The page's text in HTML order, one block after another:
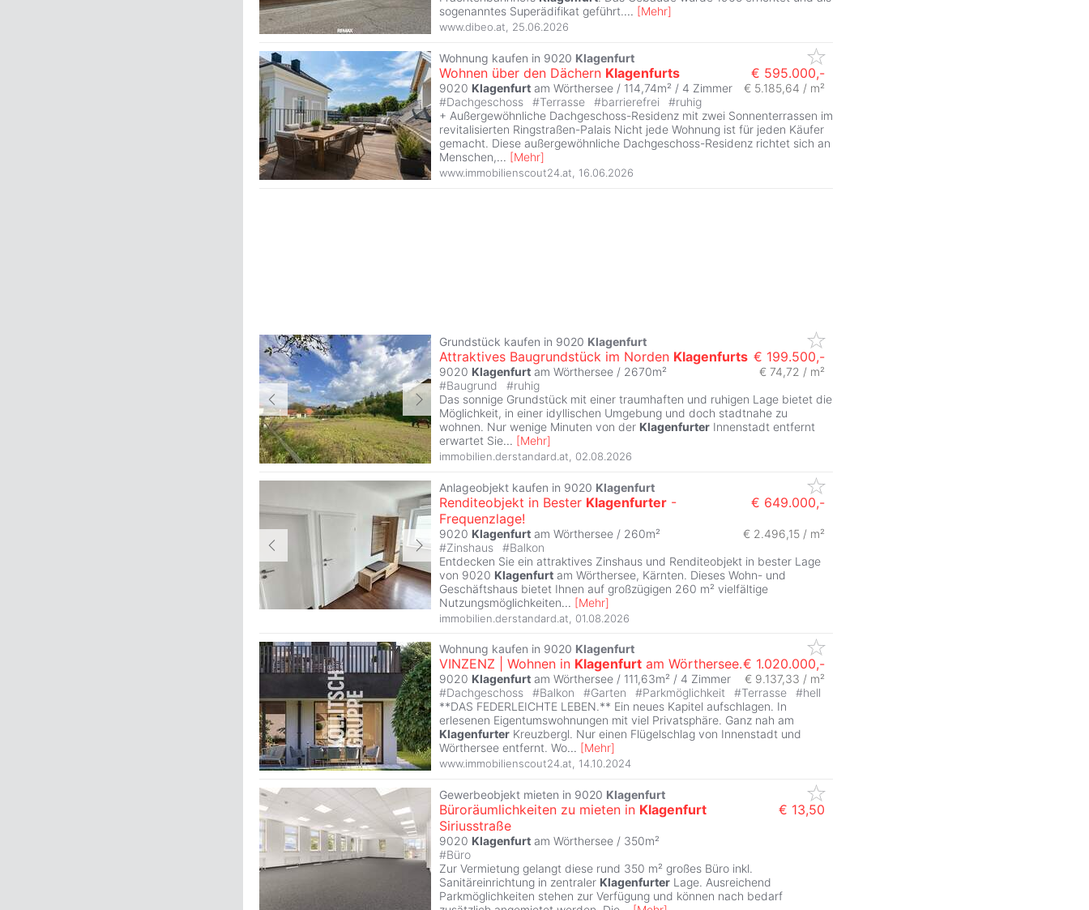
sogenanntes Superädifikat geführt.... [Mehr]
www.dibeo.at 25.06.2026
Wohnung kaufen in 9020 Klagenfurt
Wohnen über den Dächern Klagenfurts € 595.000,-
9020 Klagenfurt am Wörthersee / 114,74m² / 4 Zimmer
€ 5.185,64 / m²
#Dachgeschoss #Terrasse #barrierefrei #ruhig
+ Außergewöhnliche Dachgeschoss-Residenz mit zwei Sonnenterrassen im
revitalisierten Ringstraßen-Palais Nicht jede Wohnung ist für jeden Käufer
gemacht. Diese außergewöhnliche Dachgeschoss-Residenz richtet sich an
Menschen,... [Mehr]
www.immobilienscout24.at 16.06.2026
Grundstück kaufen in 9020 Klagenfurt
Attraktives Baugrundstück im Norden Klagenfurts € 199.500,-
9020 Klagenfurt am Wörthersee / 2670m² € 74,72 / m²
#Baugrund #ruhig
Das sonnige Grundstück mit einer traumhaften und ruhigen Lage bietet die
Möglichkeit, in einer idyllischen Umgebung und doch stadtnahe zu
wohnen. Nur wenige Minuten von der Klagenfurter Innenstadt entfernt
erwartet Sie... [Mehr]
immobilien.derstandard.at 02.08.2026
Anlageobjekt kaufen in 9020 Klagenfurt
Renditeobjekt in Bester Klagenfurter -
Frequenzlage!
€ 649.000,-
9020 Klagenfurt am Wörthersee / 260m² € 2.496,15 / m²
#Zinshaus #Balkon
Entdecken Sie ein attraktives Zinshaus und Renditeobjekt in bester Lage
von 9020 Klagenfurt am Wörthersee, Kärnten. Dieses Wohn- und
Geschäftshaus bietet Ihnen auf großzügigen 260 m² vielfältige
Nutzungsmöglichkeiten... [Mehr]
immobilien.derstandard.at 01.08.2026
Wohnung kaufen in 9020 Klagenfurt
VINZENZ | Wohnen in Klagenfurt am Wörthersee.€ 1.020.000,-
9020 Klagenfurt am Wörthersee / 111,63m² / 4 Zimmer
€ 9.137,33 / m²
#Dachgeschoss #Balkon #Garten #Parkmöglichkeit #Terrasse #hell
**DAS FEDERLEICHTE LEBEN.** Ein neues Kapitel aufschlagen. In
erlesenen Eigentumswohnungen mit viel Privatsphäre. Ganz nah am
Klagenfurter Kreuzbergl. Nur einen Flügelschlag von Innenstadt und
Wörthersee entfernt. Wo... [Mehr]
www.immobilienscout24.at 14.10.2024
Gewerbeobjekt mieten in 9020 Klagenfurt
Büroräumlichkeiten zu mieten in Klagenfurt
Siriusstraße
€ 13,50
9020 Klagenfurt am Wörthersee / 350m²
#Büro
Zur Vermietung gelangt diese rund 350 m² großes Büro inkl.
Sanitäreinrichtung in zentraler Klagenfurter Lage. Ausreichend
Parkmöglichkeiten stehen zur Verfügung und können nach bedarf